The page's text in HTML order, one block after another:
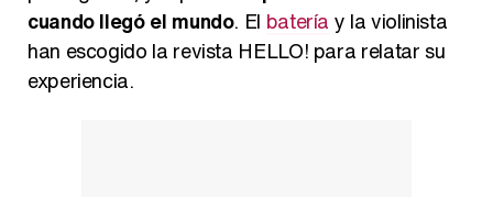
Belén Esteban: "Estoy emocionada, muy contenta y muy feliz por llegar a RTVE"
cuando llegó el mundo. El batería y la violinista
han escogido la revista HELLO! para relatar su
experiencia.